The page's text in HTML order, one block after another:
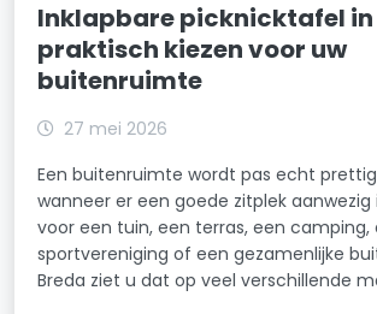
Inklapbare picknicktafel in
praktisch kiezen voor uw
buitenruimte
27 mei 2026
Een buitenruimte wordt pas echt
wanneer er een goede zitplek aanwezig
voor een tuin, een terras, een camping,
sportvereniging of een gezamenlijke
Breda ziet u dat op veel verschillende